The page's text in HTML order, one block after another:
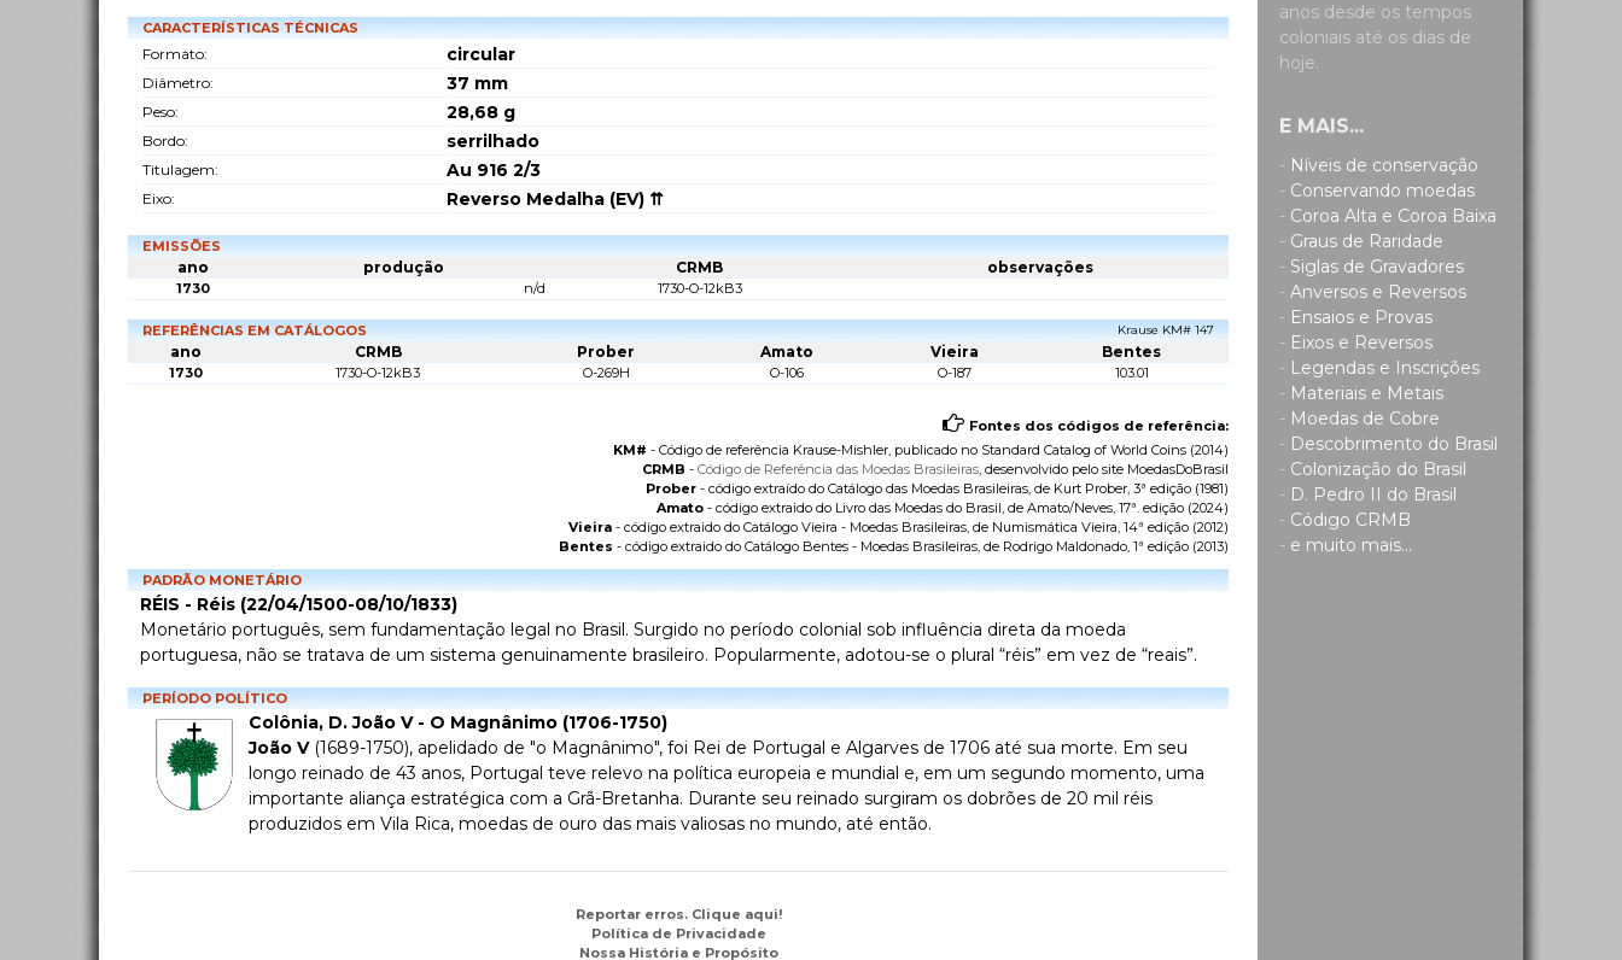
anos desde os tempos
coloniais até os dias de
hoje.
E MAIS...
- Níveis de conservação
- Conservando moedas
- Coroa Alta e Coroa Baixa
- Graus de Raridade
- Siglas de Gravadores
- Anversos e Reversos
- Ensaios e Provas
- Eixos e Reversos
- Legendas e Inscrições
- Materiais e Metais
- Moedas de Cobre
- Descobrimento do Brasil
- Colonização do Brasil
- D. Pedro II do Brasil
- Código CRMB
- e muito mais...
CARACTERÍSTICAS TÉCNICAS
Formato: circular
Diâmetro: 37 mm
Peso: 28,68 g
Bordo: serrilhado
Titulagem: Au 916 2/3
Eixo: Reverso Medalha (EV) ⇈
EMISSÕES
ano produção CRMB observações
1730 n/d 1730-O-12kB3
REFERÊNCIAS EM CATÁLOGOS Krause KM# 147
ano CRMB Prober Amato Vieira Bentes
1730 1730-O-12kB3 O-269H O-106 O-187 103.01
Fontes dos códigos de referência:
KM# - Código de referência Krause-Mishler, publicado no Standard Catalog of World Coins (2014)
CRMB - Código de Referência das Moedas Brasileiras, desenvolvido pelo site MoedasDoBrasil
Prober - código extraído do Catálogo das Moedas Brasileiras, de Kurt Prober, 3ª edição (1981)
Amato - código extraido do Livro das Moedas do Brasil, de Amato/Neves, 17ª. edição (2024)
Vieira - código extraido do Catálogo Vieira - Moedas Brasileiras, de Numismática Vieira, 14ª edição (2012)
Bentes - código extraido do Catálogo Bentes - Moedas Brasileiras, de Rodrigo Maldonado, 1ª edição (2013)
PADRÃO MONETÁRIO
RÉIS - Réis (22/04/1500-08/10/1833)
Monetário português, sem fundamentação legal no Brasil. Surgido no período colonial sob influência direta da moeda
portuguesa, não se tratava de um sistema genuinamente brasileiro. Popularmente, adotou-se o plural “réis” em vez de “reais”.
PERÍODO POLÍTICO
Colônia, D. João V - O Magnânimo (1706-1750)
João V(1689-1750), apelidado de "o Magnânimo", foi Rei de Portugal e Algarves de 1706 até sua morte. Em seu
longo reinado de 43 anos, Portugal teve relevo na política europeia e mundial e, em um segundo momento, uma
importante aliança estratégica com a Grã-Bretanha. Durante seu reinado surgiram os dobrões de 20 mil réis
produzidos em Vila Rica, moedas de ouro das mais valiosas no mundo, até então.
Reportar erros. Clique aqui!
Política de Privacidade
Nossa História e Propósito